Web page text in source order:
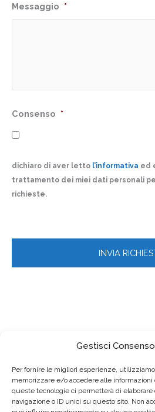
Gestisci
Per fornire le migliori esperienze,
memorizzare e/o accedere alle informazioni
queste tecnologie ci permetterà di
navigazione o ID unici su questo sito. Non
Messaggio *
Consenso *
dichiaro di aver letto l’informativa ed
trattamento dei miei dati personali
richieste.